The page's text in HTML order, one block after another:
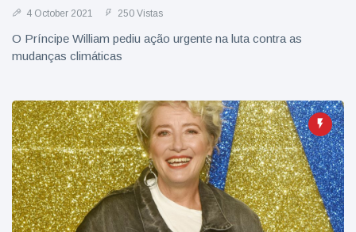
4 October 2021 250 Vistas
O Príncipe William pediu ação urgente na luta contra as
mudanças climáticas